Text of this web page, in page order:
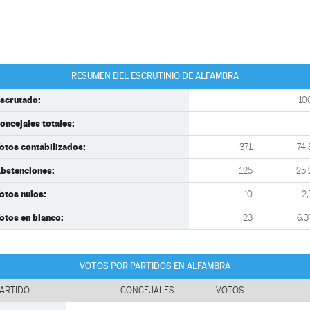
RESUMEN DEL ESCRUTINIO DE ALFAMBRA
totales:
contabilizados: 371
125
nulos: 10
en blanco: 23
VOTOS POR PARTIDOS EN ALFAMBRA
CONCEJALES VOTOS